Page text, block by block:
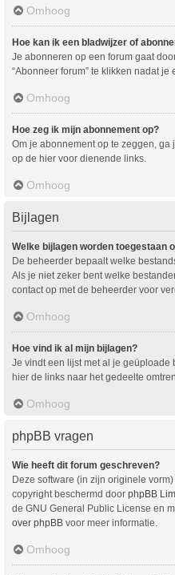
Omhoog
Hoe kan ik een bladwijzer of
Je abonneren op een forum gaat
“Abonneer forum” te klikken nadat
Omhoog
Hoe zeg ik mijn abonnement op?
Om je abonnement op te zeggen,
op de hier voor dienende links.
Omhoog
Bijlagen
Welke bijlagen worden toegestaan
De beheerder bepaalt welke
Als je niet zeker bent welke
contact op met de beheerder voor
Omhoog
Hoe vind ik al mijn bijlagen?
Je vindt een lijst met al je
hier de links naar het gedeelte
Omhoog
phpBB vragen
Wie heeft dit forum geschreven?
Deze software (in zijn originele
copyright beschermd door phpBB
de GNU General Public License en
over phpBB voor meer informatie.
Omhoog